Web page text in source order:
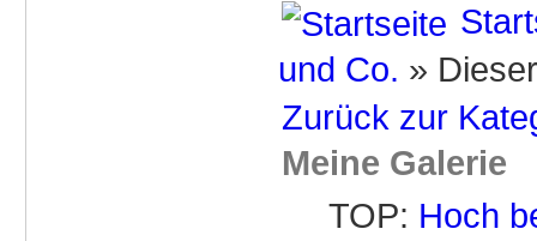
und Co. »
Zurück zur
Meine Galerie
TOP: Hoch